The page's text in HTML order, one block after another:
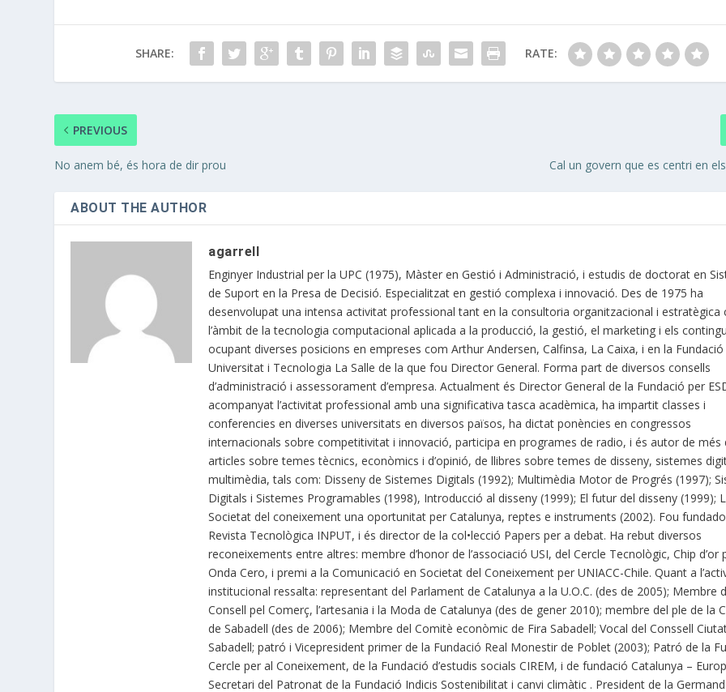
SHARE: RATE:
PREVIOUS
No anem bé, és hora de dir prou Cal un govern que es centri en
ABOUT THE AUTHOR
agarrell
Enginyer Industrial per la UPC (1975), Màster en Gestió i Administració, i estudis de doctorat en
de Suport en la Presa de Decisió. Especialitzat en gestió complexa i innovació. Des de 1975 ha
desenvolupat una intensa activitat professional tant en la consultoria organitzacional i estratègica
l’àmbit de la tecnologia computacional aplicada a la producció, la gestió, el marketing i els
ocupant diverses posicions en empreses com Arthur Andersen, Calfinsa, La Caixa, i en la Fundació
Universitat i Tecnologia La Salle de la que fou Director General. Forma part de diversos consells
d’administració i assessorament d’empresa. Actualment és Director General de la Fundació per
acompanyat l’activitat professional amb una significativa tasca acadèmica, ha impartit classes i
conferencies en diverses universitats en diversos països, ha dictat ponències en congressos
internacionals sobre competitivitat i innovació, participa en programes de radio, i és autor de més
articles sobre temes tècnics, econòmics i d’opinió, de llibres sobre temes de disseny, sistemes
multimèdia, tals com: Disseny de Sistemes Digitals (1992); Multimèdia Motor de Progrés (1997);
Digitals i Sistemes Programables (1998), Introducció al disseny (1999); El futur del disseny (1999);
Societat del coneixement una oportunitat per Catalunya, reptes e instruments (2002). Fou
Revista Tecnològica INPUT, i és director de la col•lecció Papers per a debat. Ha rebut diversos
reconeixements entre altres: membre d’honor de l’associació USI, del Cercle Tecnològic, Chip d’or
Onda Cero, i premi a la Comunicació en Societat del Coneixement per UNIACC-Chile. Quant a
institucional ressalta: representant del Parlament de Catalunya a la U.O.C. (des de 2005); Membre
Consell pel Comerç, l’artesania i la Moda de Catalunya (des de gener 2010); membre del ple de la
de Sabadell (des de 2006); Membre del Comitè econòmic de Fira Sabadell; Vocal del Conssell
Sabadell; patró i Vicepresident primer de la Fundació Real Monestir de Poblet (2003); Patró de la
Cercle per al Coneixement, de la Fundació d’estudis socials CIREM, i de fundació Catalunya –
Secretari del Patronat de la Fundació Indicis Sostenibilitat i canvi climàtic . President de la